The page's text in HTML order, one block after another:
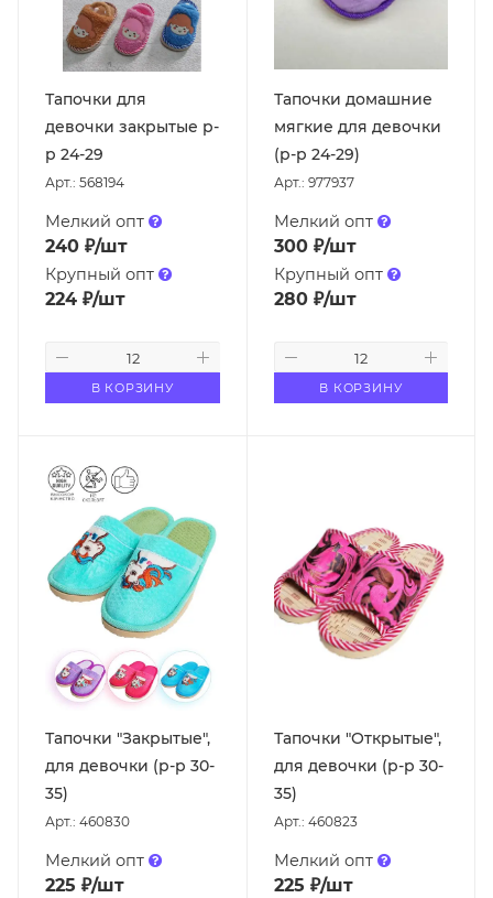
Тапочки для
девочки закрытые р-
р 24-29
Арт.: 568194
Мелкий опт
240 ₽/шт
Крупный опт
224 ₽/шт
В КОРЗИНУ
Тапочки домашние
мягкие для девочки
(р-р 24-29)
Арт.: 977937
Мелкий опт
300₽/шт
Крупный опт
280₽/шт
В КОРЗИНУ
Тапочки "Закрытые",
для девочки (р-р 30-
35)
Арт.: 460830
Мелкий опт
225 ₽/шт
Тапочки "Открытые",
для девочки (р-р 30-
35)
Арт.: 460823
Мелкий опт
225 ₽/шт